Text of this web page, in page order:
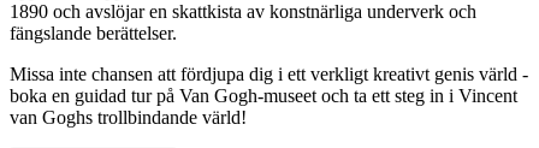
1890 och avslöjar en skattkista av konstnärliga underverk och
fängslande berättelser.
Missa inte chansen att fördjupa dig i ett verkligt kreativt genis värld -
boka en guidad tur på Van Gogh-museet och ta ett steg in i Vincent
van Goghs trollbindande värld!